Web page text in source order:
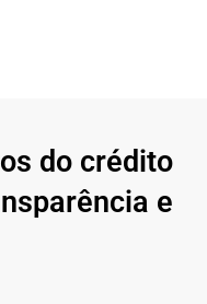
do crédito
e